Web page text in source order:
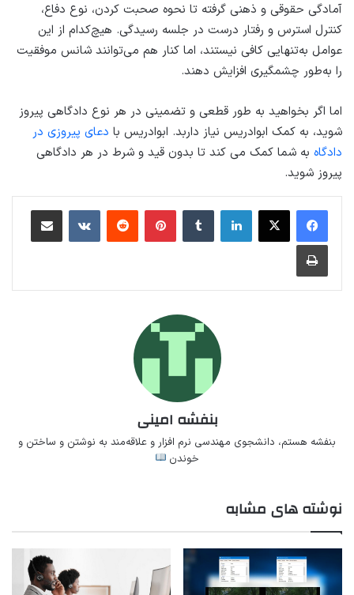
آمادگی حقوقی و ذهنی گرفته تا نحوه صحبت کردن، نوع دفاع،
کنترل استرس و رفتار درست در جلسه رسیدگی. هیچ‌کدام از این
عوامل به‌تنهایی کافی نیستند، اما کنار هم می‌توانند شانس موفقیت
را به‌طور چشمگیری افزایش دهند.
اما اگر بخواهید به طور قطعی و تضمینی در هر نوع دادگاهی پیروز
شوید، به کمک ابوادریس نیاز داربد. ابوادریس با دعای پیروزی در
دادگاه به شما کمک می کند تا بدون قید و شرط در هر دادگاهی
پیروز شوید.
لینکداینتامبلر پینتریستReddit
VKontakteاشتراک گذاری با ایمیل
چاپ
بنفشه امینی
بنفشه هستم، دانشجوی مهندسی نرم افزار و علاقه‌مند به نوشتن و ساختن و
خوندن
نوشته های مشابه